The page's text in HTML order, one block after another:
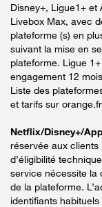
Disney+, Ligue1+ et
Livebox Max, avec
plateforme (s) en
suivant la mise en
plateforme. Ligue
engagement 12
Liste des
et tarifs sur
Netflix/Disney+/
réservée aux clients
d’éligibilité
service nécessite la
de la plateforme.
identifiants